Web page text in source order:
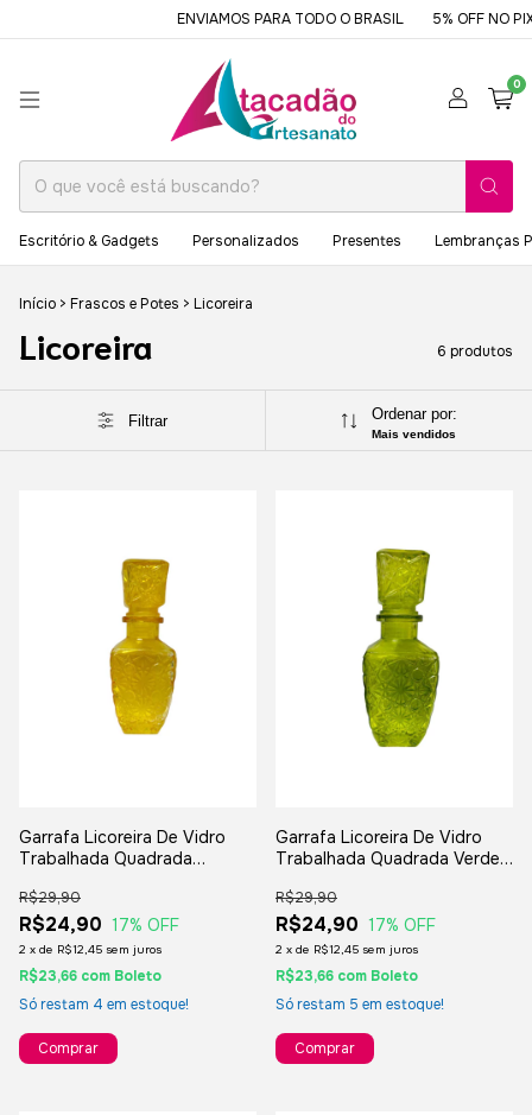
ENVIAMOS PARA TODO O BRASIL 5% OFF NO PIX
0
Escritório & Gadgets Personalizados Presentes Lembranças
Início > Frascos e Potes > Licoreira
Licoreira 6 produtos
Filtrar Ordenar por:
Mais vendidos
Garrafa Licoreira De Vidro
Trabalhada Quadrada
Whisky Bebidas
R$24,90
R$29,90
17% OFF
2 x de R$12,45 sem juros
R$23,66 com Boleto
Só restam 4 em estoque!
Garrafa Licoreira De Vidro
Trabalhada Quadrada Verde
Bebidas
R$24,90
R$29,90
17% OFF
2 x de R$12,45 sem juros
R$23,66 com Boleto
Só restam 5 em estoque!